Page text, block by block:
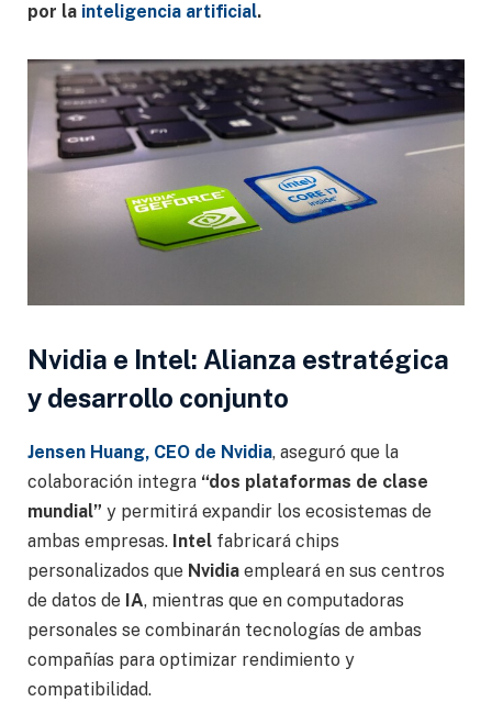
por la inteligencia artificial.
Nvidia e Intel: Alianza estratégica
y desarrollo conjunto
Jensen Huang, CEO de Nvidia, aseguró que la
colaboración integra “dos plataformas de clase
mundial” y permitirá expandir los ecosistemas de
ambas empresas. Intel fabricará chips
personalizados que Nvidia empleará en sus centros
de datos de IA, mientras que en computadoras
personales se combinarán tecnologías de ambas
compañías para optimizar rendimiento y
compatibilidad.